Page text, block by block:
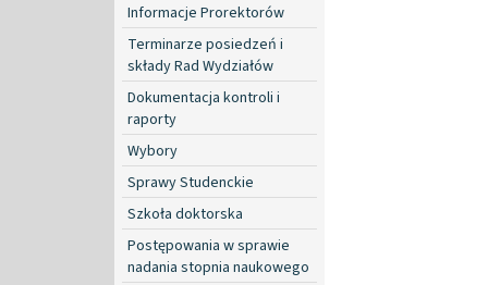
Informacje Prorektorów
Terminarze posiedzeń i
składy Rad Wydziałów
Dokumentacja kontroli i
raporty
Wybory
Sprawy Studenckie
Szkoła doktorska
Postępowania w sprawie
nadania stopnia naukowego